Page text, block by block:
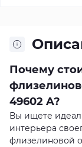
Почему
49602 A?
Вы ищете
интерьера
флизелиновой